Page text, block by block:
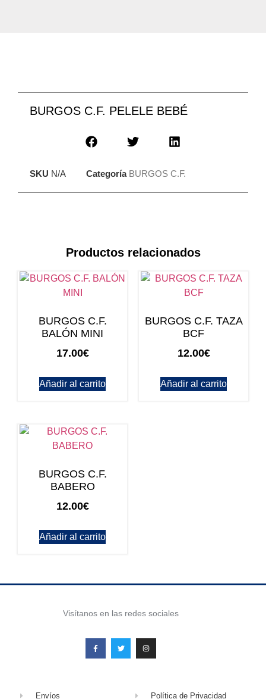
BURGOS C.F. PELELE BEBÉ
SKU N/A Categoría BURGOS C.F.
Productos relacionados
BURGOS C.F.
BALÓN MINI
17.00€
Añadir al carrito
BURGOS C.F. TAZA
BCF
12.00€
Añadir al carrito
BURGOS C.F.
BABERO
12.00€
Añadir al carrito
Visítanos en las redes sociales
Envíos Política de Privacidad